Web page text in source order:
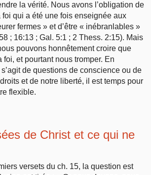
la vérité. Nous avons l’obligation de
foi qui a été une fois enseignée aux
fermes » et d’être « inébranlables »
; 16:13 ; Gal. 5:1 ; 2 Thess. 2:15). Mais
pouvons honnêtement croire que
foi, et pourtant nous tromper. En
de questions de conscience ou de
et de notre liberté, il est temps pour
flexible.
de Christ et ce qui ne
versets du ch. 15, la question est